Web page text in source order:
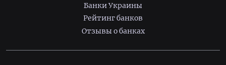
Банки Украины
Рейтинг банков
Отзывы о банках